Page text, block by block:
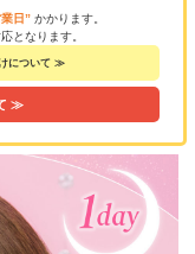
日” かかります。
となります。
けについて ≫
≫